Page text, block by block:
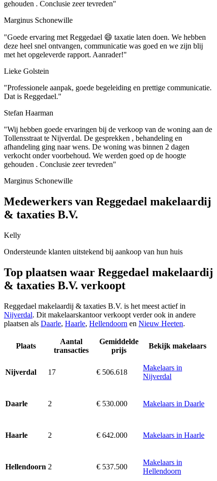
gehouden . Conclusie zeer tevreden"
Marginus Schonewille
"Goede ervaring met Reggedael 😄 taxatie laten doen. We hebben
deze heel snel ontvangen, communicatie was goed en we zijn blij
met het opgeleverde rapport. Aanrader!"
Lieke Golstein
"Professionele aanpak, goede begeleiding en prettige communicatie.
Dat is Reggedael."
Stefan Haarman
"Wij hebben goede ervaringen bij de verkoop van de woning aan de
Tollensstraat te Nijverdal. De gesprekken , behandeling en
afhandeling ging naar wens. De woning was binnen 2 dagen
verkocht onder voorbehoud. We werden goed op de hoogte
gehouden . Conclusie zeer tevreden"
Marginus Schonewille
Medewerkers van Reggedael makelaardij
& taxaties B.V.
Kelly
Ondersteunde klanten uitstekend bij aankoop van hun huis
Top plaatsen waar Reggedael makelaardij
& taxaties B.V. verkoopt
Reggedael makelaardij & taxaties B.V. is het meest actief in
Nijverdal. Dit makelaarskantoor verkoopt verder ook in andere
plaatsen als Daarle, Haarle, Hellendoorn en Nieuw Heeten.
Plaats
Aantal
transacties
Gemiddelde
prijs
Bekijk makelaars
Nijverdal 17 € 506.618
Makelaars in
Nijverdal
Daarle 2 € 530.000 Makelaars in Daarle
Haarle 2 € 642.000 Makelaars in Haarle
Hellendoorn 2 € 537.500
Makelaars in
Hellendoorn